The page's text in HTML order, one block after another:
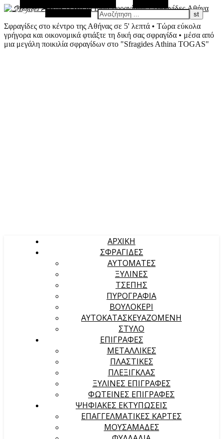
Σφραγίδες στο κέντρο της Αθήνας σε 5' λεπτά • Τώρα εύκολα
γρήγορα και οικονομικά φτιάξτε τη δική σας σφραγίδα • μέσα από
μια μεγάλη ποικιλία σφραγίδων στο "Sfragides Athina TOGAS"
Τυχαίο Άρθρο
Αναζήτηση
ΑΡΧΙΚΉ
ΣΦΡΑΓΙΔΕΣ
ΑΥΤΟΜΑΤΕΣ
ΞΥΛΙΝΕΣ
ΤΣΕΠΗΣ
ΠΥΡΟΓΡΑΦΙΑ
ΒΟΥΛΟΚΕΡΙ
ΑΥΤΟΚΑΤΑΣΚΕΥΑΖΟΜΕΝΗ
ΣΤΥΛΟ
ΕΠΙΓΡΑΦΕΣ
ΜΕΤΑΛΛΙΚΕΣ
ΠΛΑΣΤΙΚΕΣ
ΠΛΕΞΙΓΚΛΑΣ
ΞΥΛΙΝΕΣ ΕΠΙΓΡΑΦΕΣ
ΦΩΤΕΙΝΕΣ ΕΠΙΓΡΑΦΕΣ
ΨΗΦΙΑΚΕΣ ΕΚΤΥΠΩΣΕΙΣ
ΕΠΑΓΓΕΛΜΑΤΙΚΕΣ ΚΑΡΤΕΣ
ΜΟΥΣΑΜΑΔΕΣ